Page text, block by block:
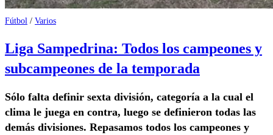
Fútbol / Varios
Liga Sampedrina: Todos los campeones y
subcampeones de la temporada
Sólo falta definir sexta división, categoría a la cual el
clima le juega en contra, luego se definieron todas las
demás divisiones. Repasamos todos los campeones y